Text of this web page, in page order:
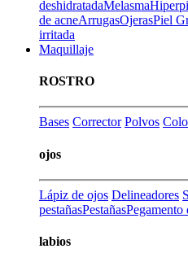
deshidratadaMelasma
de acneArrugasOjerasPiel
irritada
Maquillaje
ROSTRO
Bases Corrector Polvos
ojos
Lápiz de ojos Delineadores
pestañasPestañasPegamento
labios